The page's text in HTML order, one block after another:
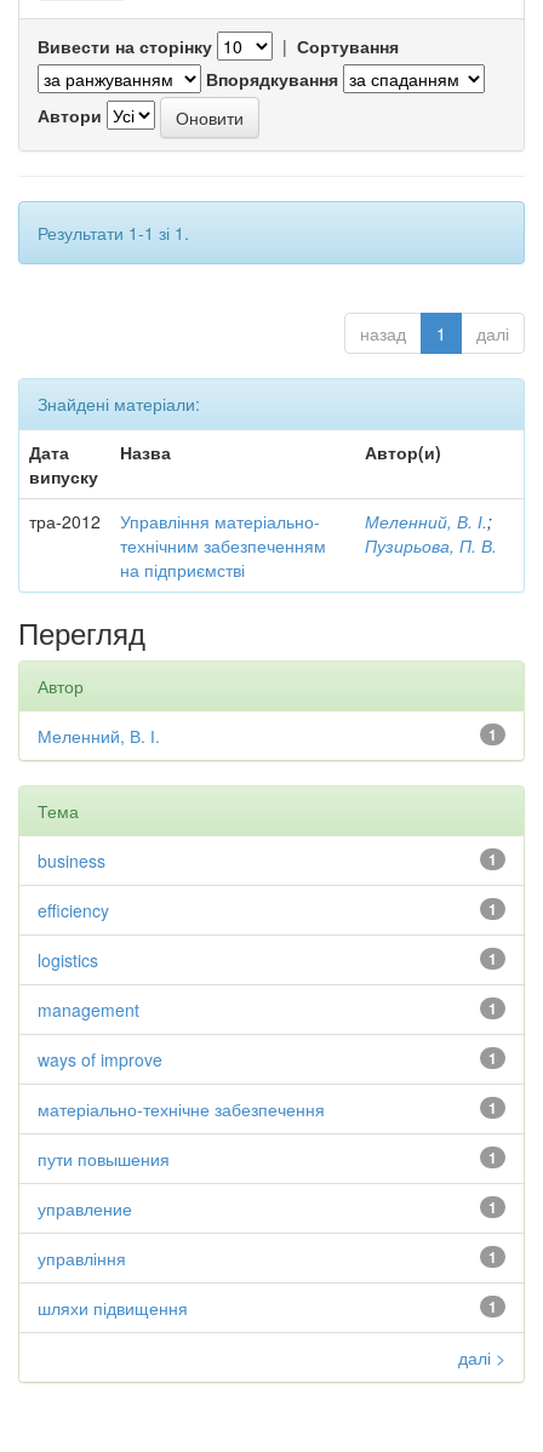
Вивести на сторінку | Сортування
Впорядкування
Автори
Результати 1-1 зі 1.
назад 1 далі
Знайдені матеріали:
Дата
випуску
Назва Автор(и)
тра-2012
Управління матеріально-
технічним забезпеченням
на підприємстві
Меленний, В. І.;
Пузирьова, П. В.
Перегляд
Автор
1
Меленний, В. І.
Тема
1
business
1
efficiency
1
logistics
1
management
1
ways of improve
1
матеріально-технічне забезпечення
1
пути повышения
1
управление
1
управління
1
шляхи підвищення
далі >